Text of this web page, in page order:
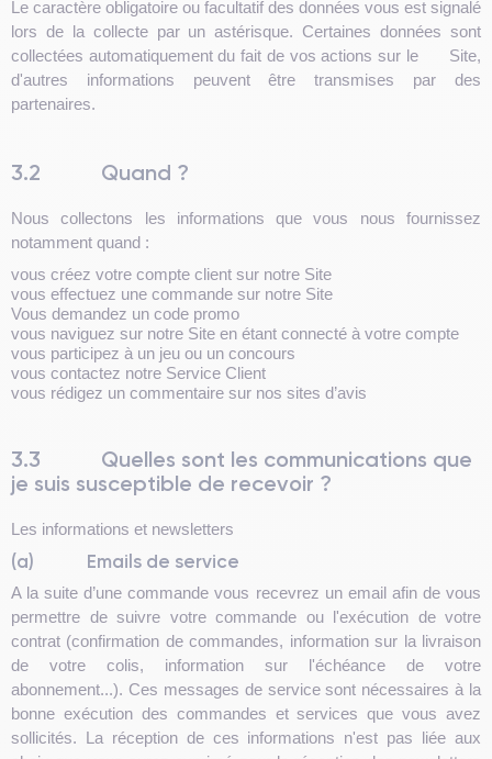
Le caractère obligatoire ou facultatif des données vous est signalé
lors de la collecte par un astérisque. Certaines données sont
collectées automatiquement du fait de vos actions sur le Site,
d'autres informations peuvent être transmises par des
partenaires.
3.2 Quand ?
Nous collectons les informations que vous nous fournissez
notamment quand :
vous créez votre compte client sur notre Site
vous effectuez une commande sur notre Site
Vous demandez un code promo
vous naviguez sur notre Site en étant connecté à votre compte
vous participez à un jeu ou un concours
vous contactez notre Service Client
vous rédigez un commentaire sur nos sites d’avis
3.3
Quelles sont les communications que
je suis susceptible de recevoir ?
Les informations et newsletters
(a) Emails de service
A la suite d’une commande vous recevrez un email afin de vous
permettre de suivre votre commande ou l'exécution de votre
contrat (confirmation de commandes, information sur la livraison
de votre colis, information sur l'échéance de votre
abonnement...). Ces messages de service sont nécessaires à la
bonne exécution des commandes et services que vous avez
sollicités. La réception de ces informations n'est pas liée aux